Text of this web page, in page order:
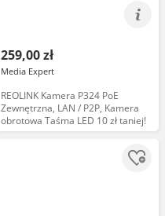
259,00 zł
Media Expert
REOLINK Kamera P324 PoE
Zewnętrzna, LAN / P2P, Kamera
obrotowa Taśma LED 10 zł taniej!